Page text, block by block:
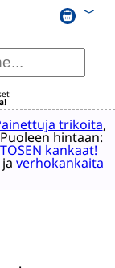
﹀
trikoita,
hintaan:
kankaat!
javerhokankaita